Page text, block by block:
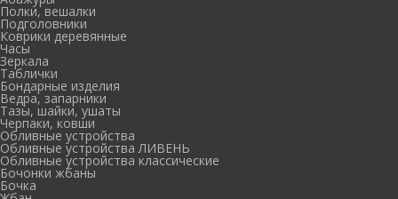
Полки, вешалки
Подголовники
Коврики деревянные
Часы
Зеркала
Таблички
Бондарные изделия
Ведра, запарники
Тазы, шайки, ушаты
Черпаки, ковши
Обливные устройства
Обливные устройства ЛИВЕНЬ
Обливные устройства классические
Бочонки жбаны
Бочка